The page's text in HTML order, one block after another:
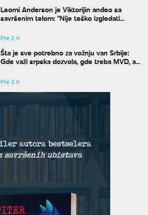
Leomi Anderson je Viktorijin anđeo sa
savršenim telom: "Nije teško izgledati
Pre 2 h
Šta je sve potrebno za vožnju van Srbije:
Gde važi srpska dozvola, gde treba MVD, a
Pre 2 h